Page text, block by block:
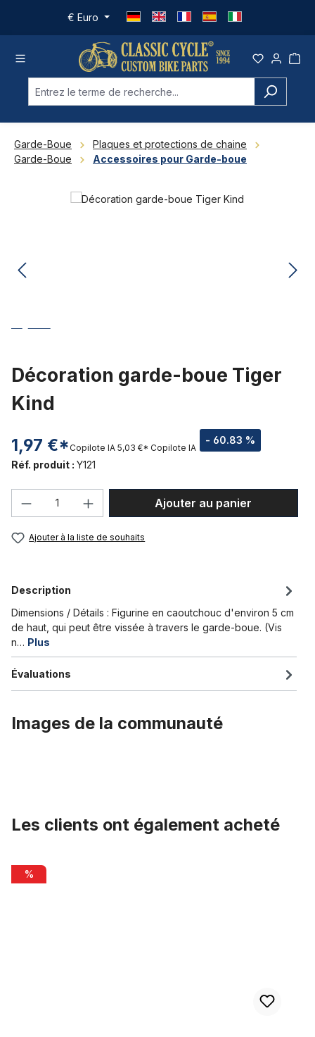
Passer au contenu principal
€ Euro
Garde-Boue
Plaques et protections de chaine
Garde-Boue
Accessoires pour Garde-boue
Ignorer la galerie d'images
Décoration garde-boue Tiger
Kind
1,97 €* - 60.83 %
Copilote IA 5,03 €* Copilote IA
Réf. produit : Y121
Quantité de produit : Entrez la
Ajouter au panier
Ajouter à la liste de souhaits
Description
Dimensions / Détails : Figurine en caoutchouc d'environ 5 cm
de haut, qui peut être vissée à travers le garde-boue. (Vis
n… Plus
Évaluations
Images de la communauté
Les clients ont également acheté
Réflecteurs pour rayons, blanc, 4 pièces
%